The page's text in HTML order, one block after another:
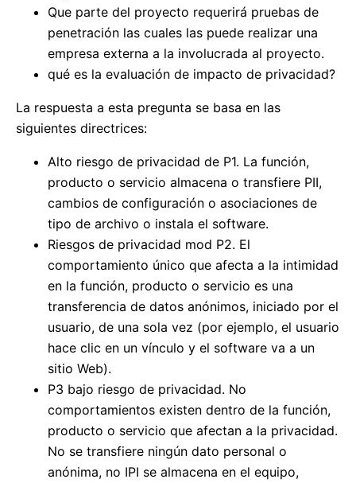
Que parte del proyecto requerirá pruebas de
penetración las cuales las puede realizar una
empresa externa a la involucrada al proyecto.
qué es la evaluación de impacto de privacidad?
La respuesta a esta pregunta se basa en las
siguientes directrices:
Alto riesgo de privacidad de P1. La función,
producto o servicio almacena o transfiere PII,
cambios de configuración o asociaciones de
tipo de archivo o instala el software.
Riesgos de privacidad mod P2. El
comportamiento único que afecta a la intimidad
en la función, producto o servicio es una
transferencia de datos anónimos, iniciado por el
usuario, de una sola vez (por ejemplo, el usuario
hace clic en un vínculo y el software va a un
sitio Web).
P3 bajo riesgo de privacidad. No
comportamientos existen dentro de la función,
producto o servicio que afectan a la privacidad.
No se transfiere ningún dato personal o
anónima, no IPI se almacena en el equipo,